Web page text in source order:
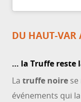
DU HAUT-
… la Truffe reste
La truffe noire
événements qui